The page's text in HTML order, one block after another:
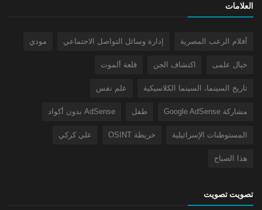
العلامات
أفلام الرعب المصرية إدارة وسائل التواصل الاجتماعي مودي
خيال علمى اكتشاف الجن قلعة ألموت
تاريخ السينما، السينما الكلاسيكية علم نفس
مشاركة Google AdSense طفل AdSense بدون أكواد
المستوطنات الإسرائيلية خريطة OSINT علي كركي
هذا الصباح
تصويت تصويت